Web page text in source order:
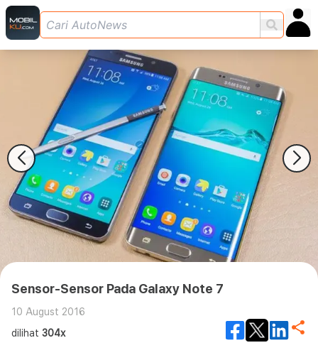
Sensor-Sensor Pada Galaxy Note 7
10 August 2016
dilihat 304x